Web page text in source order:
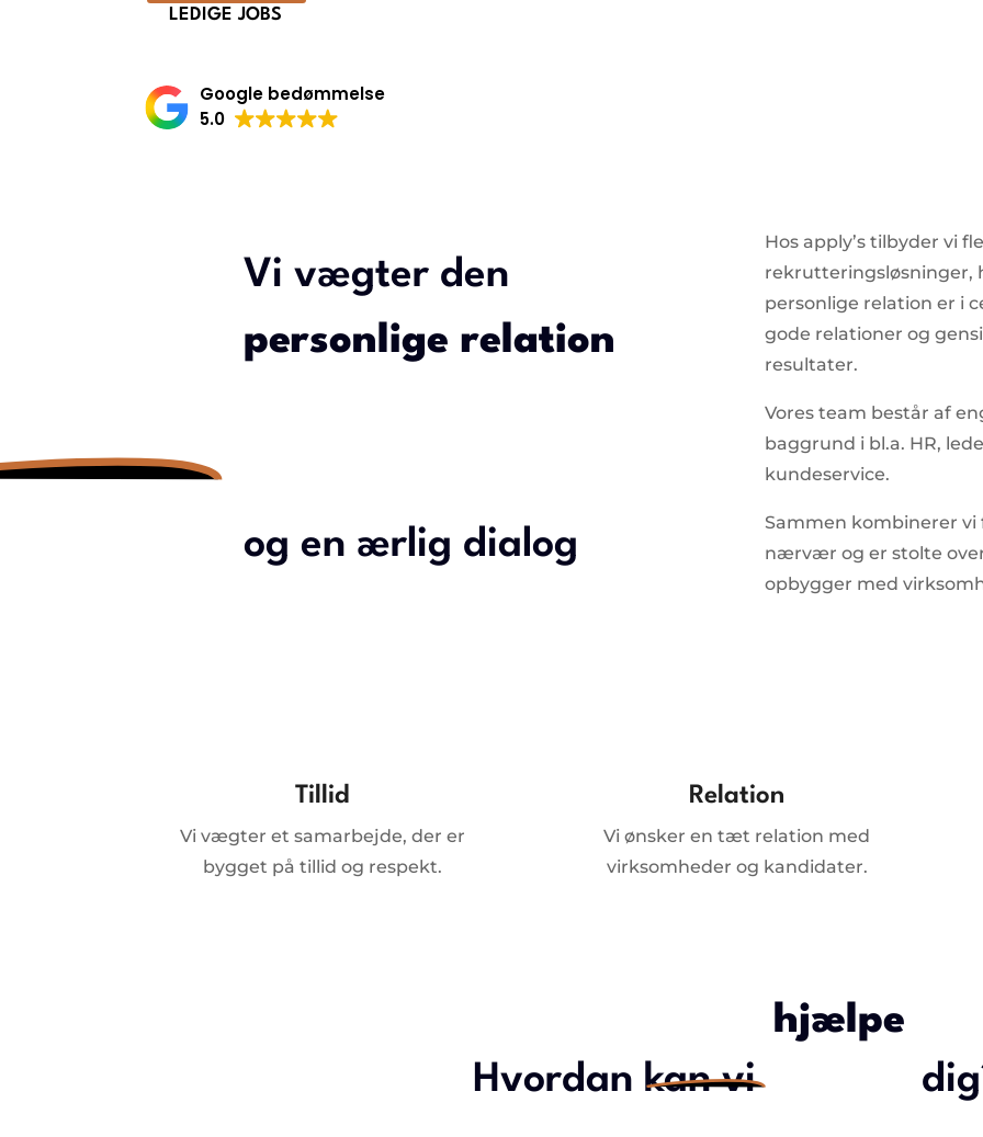
LEDIGE JOBS
Google bedømmelse
5.0
Vi vægter den
personlige relation
og en ærlig dialog
Hos apply’s tilbyder vi
rekrutteringsløsninger,
personlige relation er i
gode relationer og
resultater.
Vores team består af
baggrund i bl.a. HR,
kundeservice.
Sammen kombinerer
nærvær og er stolte
opbygger med
Tillid
Vi vægter et samarbejde, der er
bygget på tillid og respekt.
Relation
Vi ønsker en tæt relation med
virksomheder og kandidater.
Hvordan kan vi
hjælpe